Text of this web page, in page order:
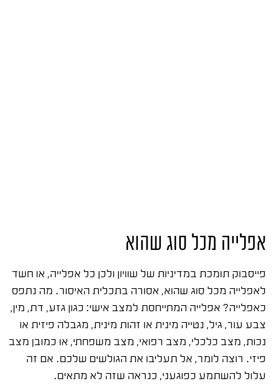
אפלייה מכל סוג שהוא
פייסבוק תומכת במדיניות של שוויון ולכן כל אפלייה, או חשד
לאפלייה מכל סוג שהוא, אסורה בתכלית האיסור. מה נתפס
כאפלייה? אפלייה המתייחסת למצב אישי: כגון גזע, דת, מין,
צבע עור, גיל, נטייה מינית או זהות מינית, מגבלה פיזית או
נכות, מצב כלכלי, מצב רפואי, מצב משפחתי, או כמובן מצב
פיזי. רוצה לומר, אל תעליבו את הגולשים שלכם. אם זה
עלול להשתמע כפוגעני, כנראה שזה לא מתאים.